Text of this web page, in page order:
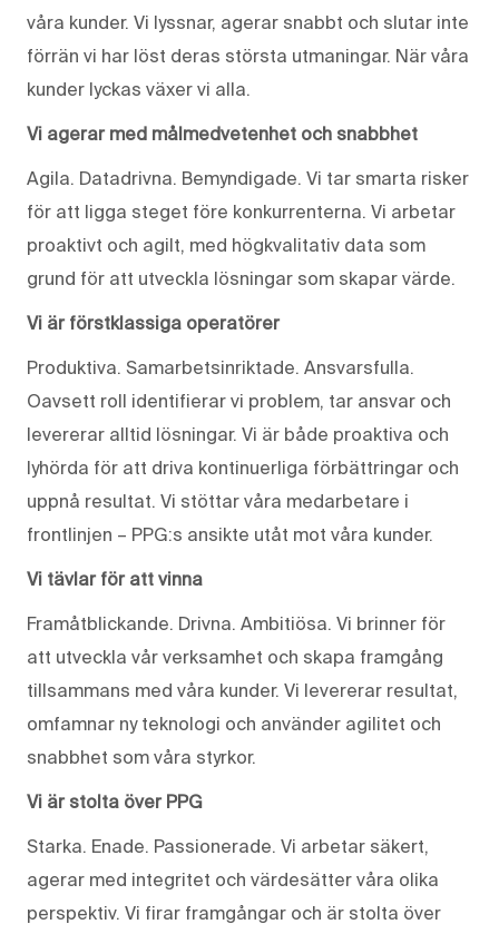
våra kunder. Vi lyssnar, agerar snabbt och slutar inte
förrän vi har löst deras största utmaningar. När våra
kunder lyckas växer vi alla.
Vi agerar med målmedvetenhet och snabbhet
Agila. Datadrivna. Bemyndigade. Vi tar smarta risker
för att ligga steget före konkurrenterna. Vi arbetar
proaktivt och agilt, med högkvalitativ data som
grund för att utveckla lösningar som skapar värde.
Vi är förstklassiga operatörer
Produktiva. Samarbetsinriktade. Ansvarsfulla.
Oavsett roll identifierar vi problem, tar ansvar och
levererar alltid lösningar. Vi är både proaktiva och
lyhörda för att driva kontinuerliga förbättringar och
uppnå resultat. Vi stöttar våra medarbetare i
frontlinjen – PPG:s ansikte utåt mot våra kunder.
Vi tävlar för att vinna
Framåtblickande. Drivna. Ambitiösa. Vi brinner för
att utveckla vår verksamhet och skapa framgång
tillsammans med våra kunder. Vi levererar resultat,
omfamnar ny teknologi och använder agilitet och
snabbhet som våra styrkor.
Vi är stolta över PPG
Starka. Enade. Passionerade. Vi arbetar säkert,
agerar med integritet och värdesätter våra olika
perspektiv. Vi firar framgångar och är stolta över